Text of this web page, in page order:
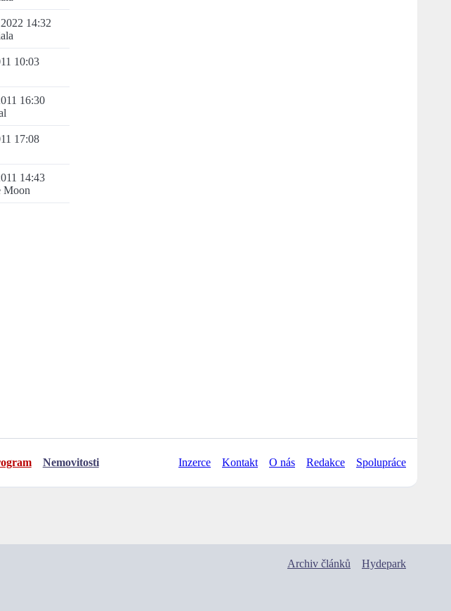
14:32
10:03
16:30
17:08
14:43
Moon
Nemovitosti Inzerce Kontakt O nás Redakce Spolupráce
Archiv článků Hydepark